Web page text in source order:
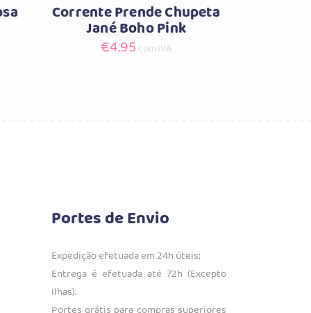
Corrente Prende Chupeta
Jané Boho Pink
€4.95 com IVA
Portes de Envio
Expedição efetuada em 24h úteis;
Entrega é efetuada até 72h (Excepto
Ilhas).